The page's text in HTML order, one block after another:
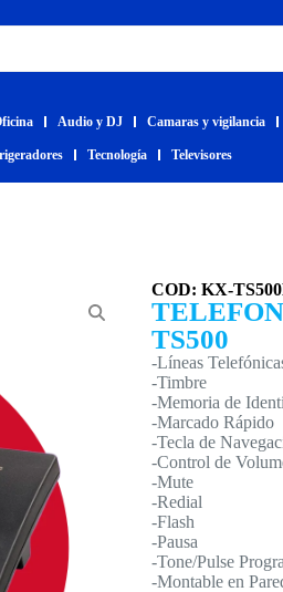
Audio y DJ Camaras y vigilancia
Tecnología Televisores
COD: KX-
TS500
-Líneas
-Timbre
-Memoria de
-Marcado Rápido
-Tecla de
-Control de
-Mute
-Redial
-Flash
-Pausa
-Tone/Pulse
-Montable en